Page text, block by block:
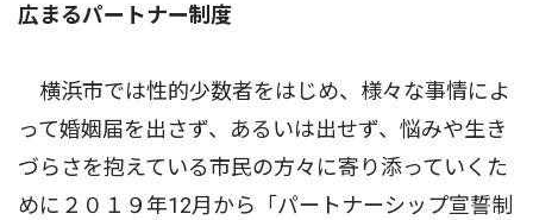
広まるパートナー制度
横浜市では性的少数者をはじめ、様々な事情によ
って婚姻届を出さず、あるいは出せず、悩みや生き
づらさを抱えている市民の方々に寄り添っていくた
めに２０１９年12月から「パートナーシップ宣誓制